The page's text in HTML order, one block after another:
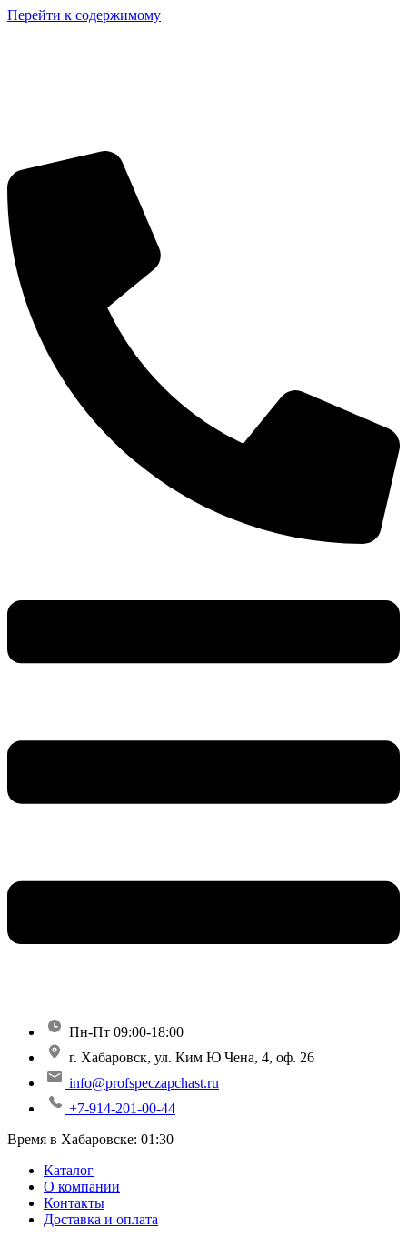
Перейти к содержимому
Пн-Пт 09:00-18:00
г. Хабаровск, ул. Ким Ю Чена, 4, оф. 26
info@profspeczapchast.ru
+7-914-201-00-44
Время в Хабаровске: 01:30
Каталог
О компании
Контакты
Доставка и оплата